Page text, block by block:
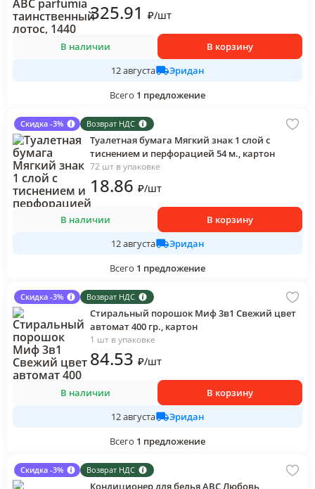
325.91 ₽/шт
В наличии
В корзину
12 августа
Эридан
Всего 1 предложение
Скидка -3% Возврат НДС
Туалетная бумага Мягкий знак 1 слой с
тиснением и перфорацией 54 м., картон
72 шт в упаковке
18.86 ₽/шт
В наличии
В корзину
12 августа
Эридан
Всего 1 предложение
Скидка -3% Возврат НДС
Стиральный порошок Миф 3в1 Свежий цвет
автомат 400 гр., картон
1 шт в упаковке
84.53 ₽/шт
В наличии
В корзину
12 августа
Эридан
Всего 1 предложение
Скидка -3% Возврат НДС
Кондиционер для белья ABC Любовь